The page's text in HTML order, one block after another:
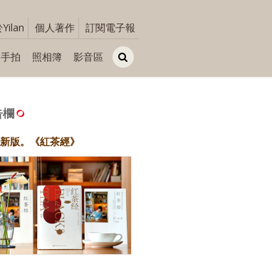
個人著作 訂閱電子報
拍 照相簿 影音區
欄
版。《紅茶經》